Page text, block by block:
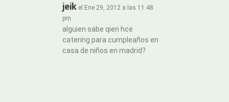
jeik el Ene 29, 2012 a las 11:48
pm
alguien sabe qien hce
catering para cumpleaños en
casa de niños en madrid?